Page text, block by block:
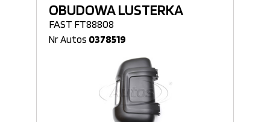
OBUDOWA LUSTERKA
FAST FT88808
Nr Autos 0378519